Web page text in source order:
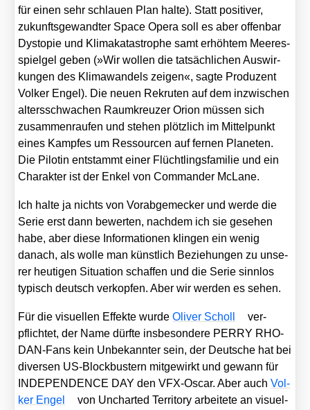
für einen sehr schlau­en Plan hal­te). Statt posi­ti­ver,
zukunfts­ge­wand­ter Space Ope­ra soll es aber offen­bar
Dys­to­pie und Kli­ma­ka­ta­stro­phe samt erhöh­tem Mee­res­
spiel­gel geben (»Wir wol­len die tat­säch­li­chen Aus­wir­
kun­gen des Kli­ma­wan­dels zei­gen«, sag­te Pro­du­zent
Vol­ker Engel). Die neu­en Rekru­ten auf dem inzwi­schen
alters­schwa­chen Raum­kreu­zer Ori­on müs­sen sich
zusam­men­rau­fen und ste­hen plötz­lich im Mit­tel­punkt
eines Kamp­fes um Res­sour­cen auf fer­nen Pla­ne­ten.
Die Pilo­tin ent­stammt einer Flücht­lings­fa­mi­lie und ein
Cha­rak­ter ist der Enkel von Com­man­der McLa­ne.
Ich hal­te ja nichts von Vor­ab­ge­me­cker und wer­de die
Serie erst dann bewer­ten, nach­dem ich sie gese­hen
habe, aber die­se Infor­ma­tio­nen klin­gen ein wenig
danach, als wol­le man künst­lich Bezie­hun­gen zu unse­
rer heu­ti­gen Situa­ti­on schaf­fen und die Serie sinn­los
typisch deutsch ver­kopf­en. Aber wir wer­den es sehen.
Für die visu­el­len Effek­te wur­deOli­ver Scholl
ver­
pflich­tet, der Name dürf­te ins­be­son­de­re PERRY RHO­
DAN-Fans kein Unbe­kann­ter sein, der Deut­sche hat bei
diver­sen US-Block­bus­tern mit­ge­wirkt und gewann für
INDEPENDENCE DAY den VFX-Oscar. Aber auchVol­
ker Engel
von Unchar­ted Ter­ri­to­ry arbei­te­te an visu­el­